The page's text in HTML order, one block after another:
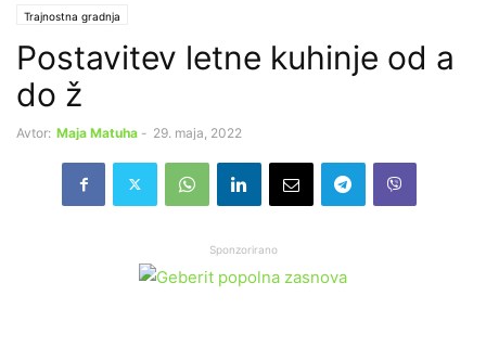
Trajnostna gradnja
Postavitev letne kuhinje od a
do ž
Avtor: Maja Matuha - 29. maja, 2022
Sponzorirano